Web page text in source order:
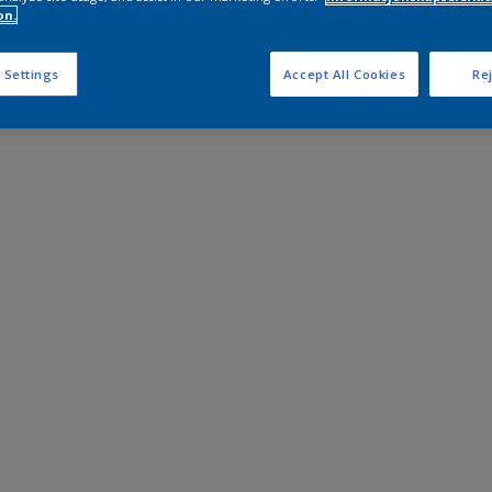
Settings Accept All Cookies